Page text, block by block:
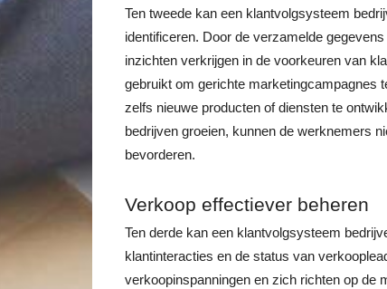
Ten tweede kan een klantvolgsysteem
identificeren. Door de verzamelde
inzichten verkrijgen in de voorkeuren van
gebruikt om gerichte marketingcampagnes
zelfs nieuwe producten of diensten te
bedrijven groeien, kunnen de werknemers
bevorderen.
Verkoop effectiever beheren
Ten derde kan een klantvolgsysteem
klantinteracties en de status van
verkoopinspanningen en zich richten op de